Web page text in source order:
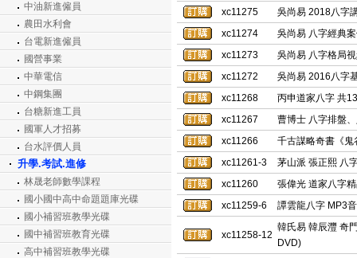
中油新進僱員
農田水利會
台電新進僱員
國營事業
中華電信
中鋼集團
台糖新進工員
國軍人才招募
台水評價人員
升學.考試.進修
林晟老師數學課程
國小國中高中命題題庫光碟
國小補習班教學光碟
國中補習班教育光碟
高中補習班教學光碟
xc11275
吳尚易 2018八字
xc11274
吳尚易 八字經典
xc11273
吳尚易 八字格局
xc11272
吳尚易 2016八字
xc11268
丙申道家八字 共
xc11267
曹博士 八字排盤
xc11266
千古謀略奇書《
xc11261-3
茅山派 張正熙 八
xc11260
張偉光 道家八字
xc11259-6
譚雲龍八字 MP3
xc11258-12
韓氏易 韓辰灃 奇
DVD)